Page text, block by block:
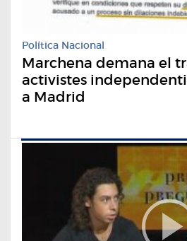
Política Nacional
Marchena demana el
activistes
a Madrid